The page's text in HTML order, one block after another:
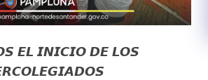
𝙀𝙇 𝙄𝙉𝙄𝘾𝙄𝙊 𝘿𝙀 𝙇𝙊𝙎